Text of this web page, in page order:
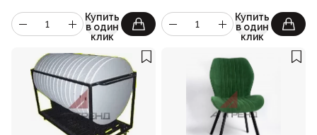
Купить
в один
клик
Купить
в один
клик